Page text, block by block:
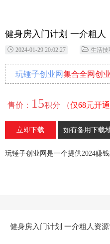
健身房入门计划 一介粗人
2024-01-29 20:02:27 生活技
玩锤子创业网集合全网创
售价： 15积分 （仅68元开
）
立即下载 如有备用下载
健身房入门计划 一介粗人资源